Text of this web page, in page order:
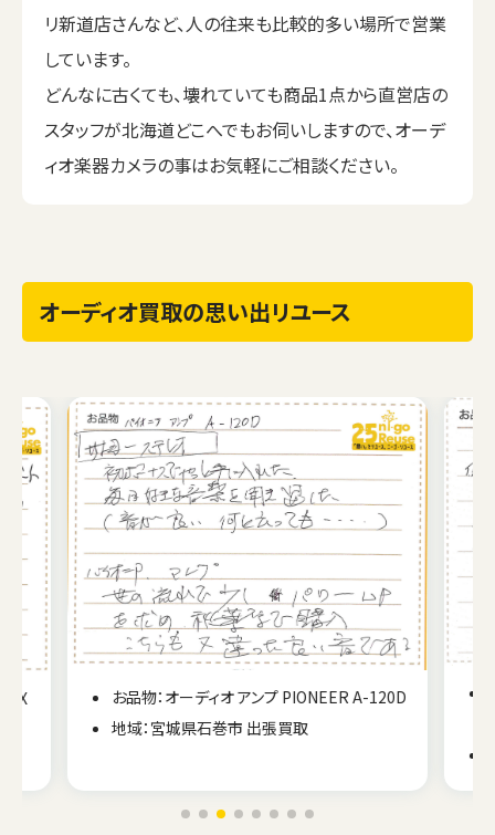
リ新道店さんなど、人の往来も比較的多い場所で営業
しています。
どんなに古くても、壊れていても商品1点から直営店の
スタッフが北海道どこへでもお伺いしますので、オーデ
ィオ楽器カメラの事はお気軽にご相談ください。
オーディオ買取の思い出リユース
お品物：オーディオ アンプ PIONEER A-120D
地域：宮城県石巻市 出張買取